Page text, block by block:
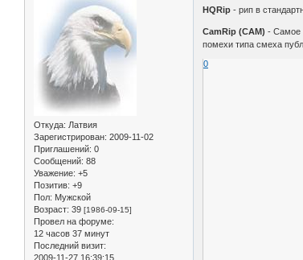
Откуда: Латвия
Зарегистрирован: 2009-11-02
Приглашений: 0
Сообщений: 88
Уважение: +5
Позитив: +9
Пол: Мужской
Возраст: 39 [1986-09-15]
Провел на форуме:
12 часов 37 минут
Последний визит:
2009-11-27 16:39:15
HQRip - рип в
CamRip (CAM) - Самое
помехи типа смеха
0